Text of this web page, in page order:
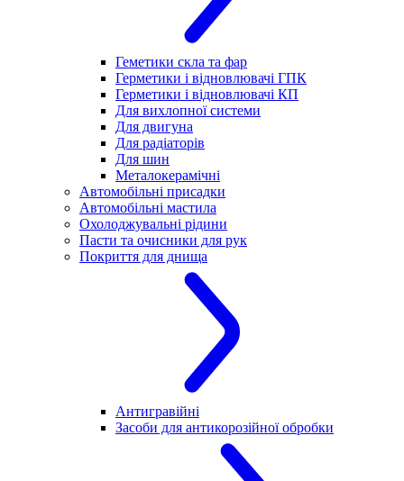
Геметики скла та фар
Герметики і відновлювачі ГПК
Герметики і відновлювачі КП
Для вихлопної системи
Для двигуна
Для радіаторів
Для шин
Металокерамічні
Автомобільні присадки
Автомобільні мастила
Охолоджувальні рідини
Пасти та очисники для рук
Покриття для днища
Антигравійні
Засоби для антикорозійної обробки